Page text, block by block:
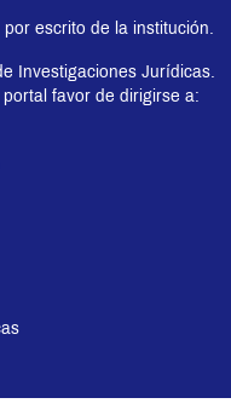
escrito de la institución.
Investigaciones Jurídicas.
favor de dirigirse a: